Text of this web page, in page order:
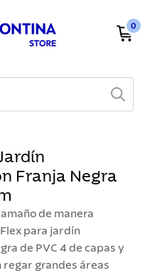
0
Franja Negra
de manera
para jardín
de PVC 4 de capas y
regar grandes áreas